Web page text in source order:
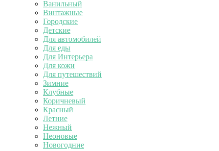
Ванильный
Винтажные
Городские
Детские
Для автомобилей
Для еды
Для Интерьера
Для кожи
Для путешествий
Зимние
Клубные
Коричневый
Красный
Летние
Нежный
Неоновые
Новогодние